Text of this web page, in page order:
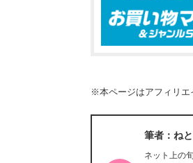
※本ページはアフィリエ
筆者：ね
ネット上の